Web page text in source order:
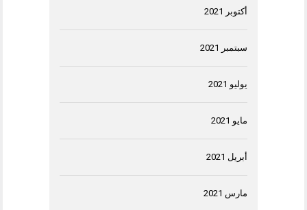
أكتوبر 2021
سبتمبر 2021
يوليو 2021
مايو 2021
أبريل 2021
مارس 2021